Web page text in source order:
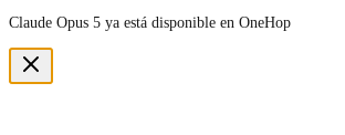
Claude Opus 5 ya está disponible en OneHop